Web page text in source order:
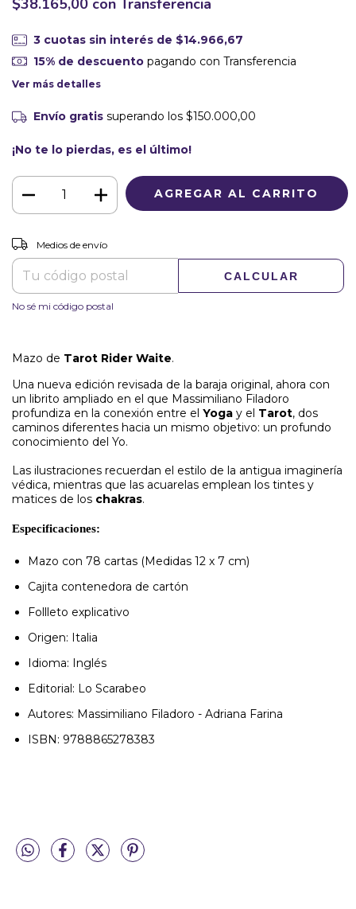
$38.165,00 con Transferencia
3 cuotas sin interés de $14.966,67
15% de descuentopagando con Transferencia
Ver más detalles
Envío gratis superando los $150.000,00
¡No te lo pierdas, es el último!
Entregas para el CP:
Medios de envío
CALCULAR
No sé mi código postal
Mazo de Tarot Rider Waite.
Una nueva edición revisada de la baraja original, ahora con
un librito ampliado en el que Massimiliano Filadoro
profundiza en la conexión entre el Yoga y el Tarot, dos
caminos diferentes hacia un mismo objetivo: un profundo
conocimiento del Yo.
Las ilustraciones recuerdan el estilo de la antigua imaginería
védica, mientras que las acuarelas emplean los tintes y
matices de los chakras.
Especificaciones:
Mazo con 78 cartas (Medidas 12 x 7 cm)
Cajita contenedora de cartón
Follleto explicativo
Origen: Italia
Idioma: Inglés
Editorial: Lo Scarabeo
Autores: Massimiliano Filadoro - Adriana Farina
ISBN: 9788865278383